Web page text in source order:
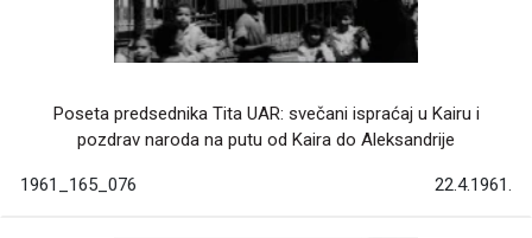
Poseta predsednika Tita UAR: svečani ispraćaj u Kairu i
pozdrav naroda na putu od Kaira do Aleksandrije
1961_165_076 22.4.1961.